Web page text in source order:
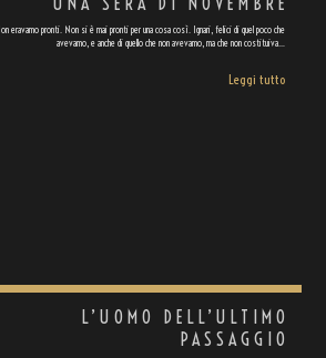
eravamo pronti. Non si è mai pronti per una cosa così. Ignari, felici di quel poco che
avevamo, e anche di quello che non avevamo, ma che non costituiva…
Leggi tutto
L’UOMO DELL’ULTIMO
PASSAGGIO